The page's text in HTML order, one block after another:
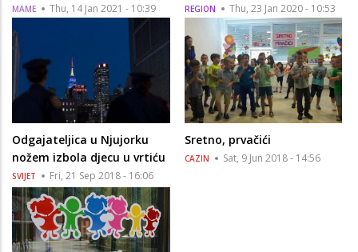
MAME Thu, 14 Jan 2021 - 10:39 REGION Thu, 23 Jan 2020 - 10:53
Odgajateljica u Njujorku
nožem izbola djecu u vrtiću
SVIJET Fri, 21 Sep 2018 - 16:06
Sretno, prvačići
CAZIN Sat, 9 Jun 2018 - 14:56